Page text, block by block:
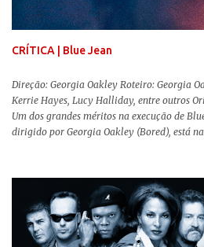
Ferrier (Colin Farrell), uma ex-estrela de
com os filhos de...
CRÍTICA | Blue Jean
Direção: Georgia Oakley Roteiro: Georgia
Kerrie Hayes, Lucy Halliday, entre outros
Um dos grandes méritos na execução de
dirigido por Georgia Oakley (Bored), está
movimentos e falas, equilibrada numa
trabalho e seus afetos, passando noites
grupo de amigas lésbicas e sua amante. É
os mundos não se cruzem de modo algum,
a história se passa - 1988 na Inglaterra - é